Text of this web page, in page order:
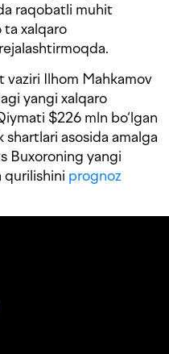
raqobatli muhit
ta xalqaro
Ilhom Mahkamov
yangi xalqaro
$226 mln bo‘lgan
asosida amalga
Buxoroning yangi
prognoz